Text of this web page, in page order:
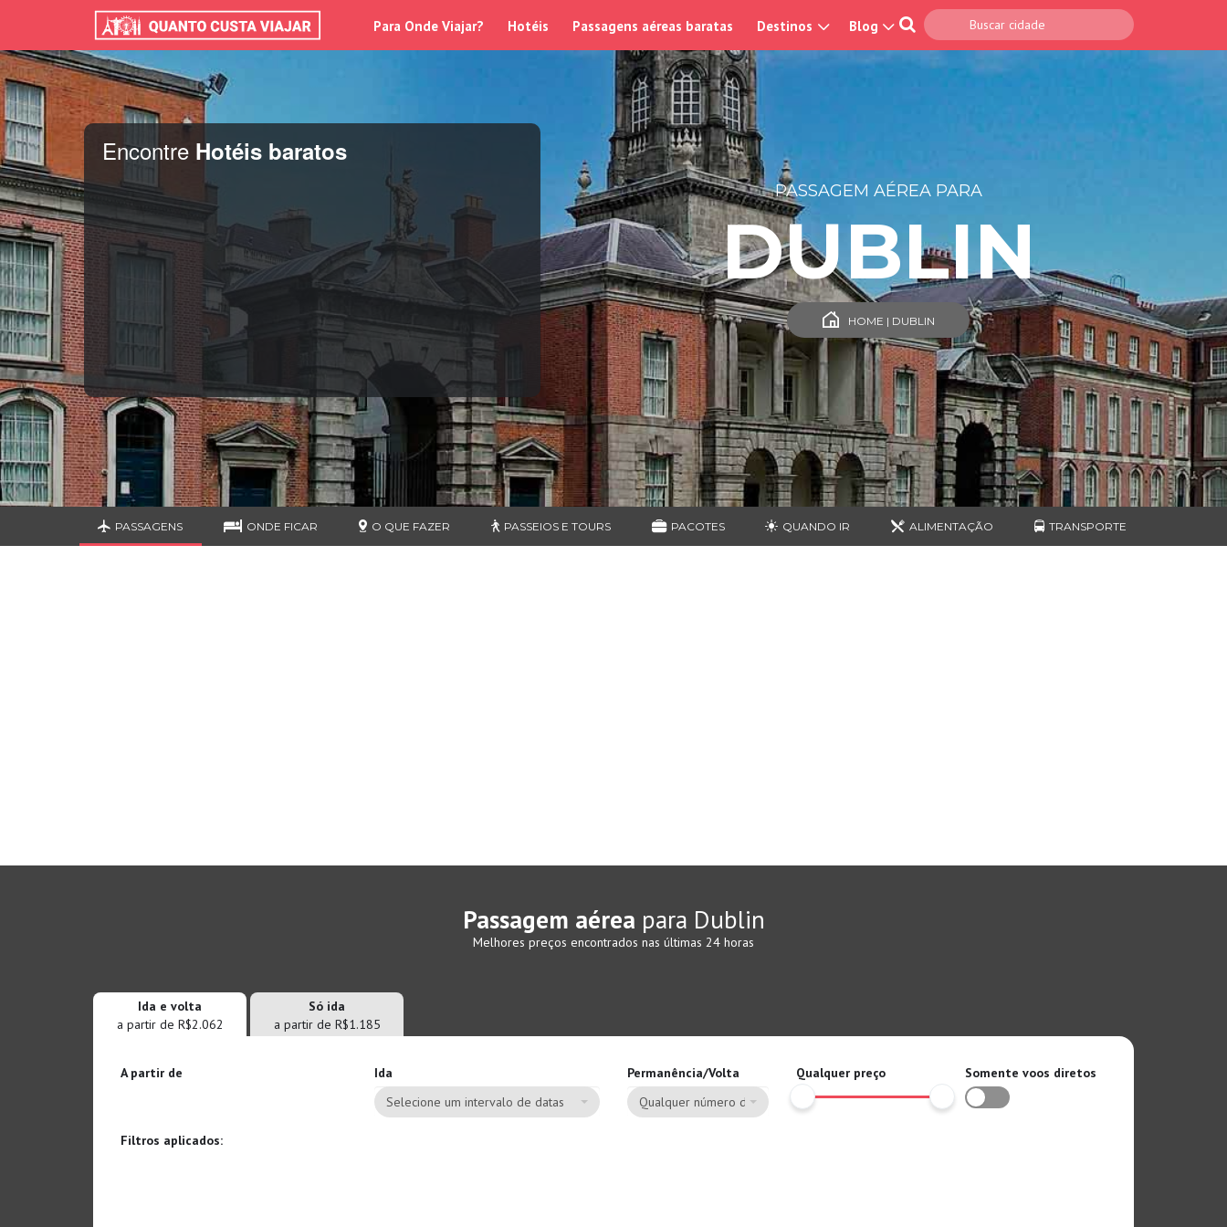
Para Onde Viajar? Hotéis Passagens aéreas baratas Destinos Blog
Encontre Hotéis baratos
PASSAGEM AÉREA PARA
DUBLIN
HOME | DUBLIN
PASSAGENS ONDE FICAR O QUE FAZER PASSEIOS E TOURS PACOTES QUANDO IR ALIMENTAÇÃO TRANSPORTE
Passagem aérea para Dublin
Melhores preços encontrados nas últimas 24 horas
Ida e volta
a partir de R$2.062
Só ida
a partir de R$1.185
A partir de Ida Permanência/Volta Qualquer preço
Somente voos diretos
Selecione um intervalo de datas
Qualquer número de dias
Filtros aplicados: